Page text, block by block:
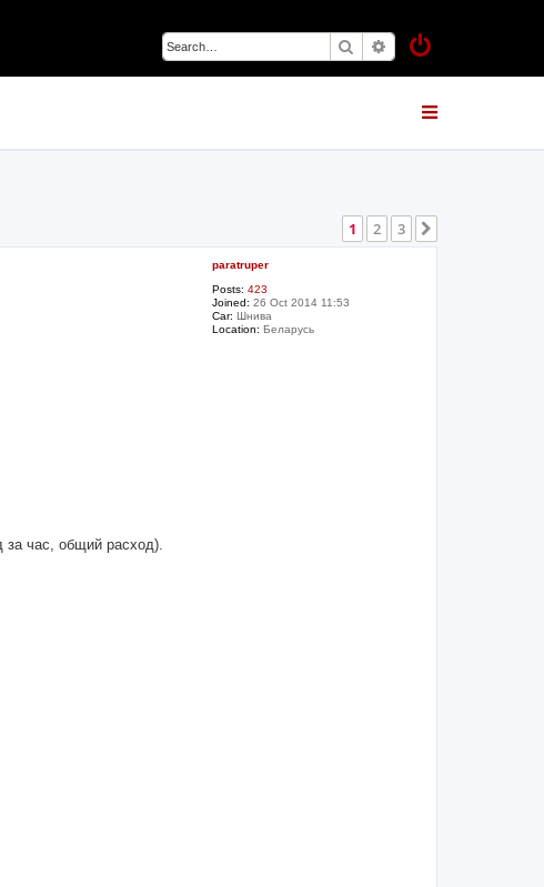
Search Advanced search
1 2 3
paratruper
Posts: 423
Joined: 26 Oct 2014 11:53
Car: Шнива
Location: Беларусь
за час, общий расход).